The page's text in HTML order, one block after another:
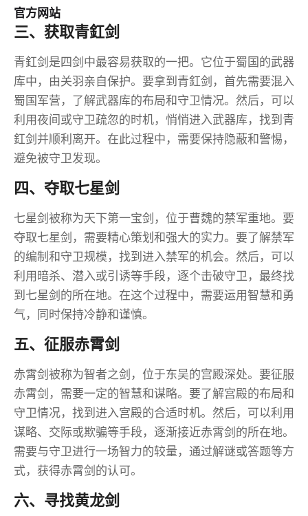
官方网站
三、获取青釭剑
青釭剑是四剑中最容易获取的一把。它位于蜀国的武器
库中，由关羽亲自保护。要拿到青釭剑，首先需要混入
蜀国军营，了解武器库的布局和守卫情况。然后，可以
利用夜间或守卫疏忽的时机，悄悄进入武器库，找到青
釭剑并顺利离开。在此过程中，需要保持隐蔽和警惕，
避免被守卫发现。
四、夺取七星剑
七星剑被称为天下第一宝剑，位于曹魏的禁军重地。要
夺取七星剑，需要精心策划和强大的实力。要了解禁军
的编制和守卫规模，找到进入禁军的机会。然后，可以
利用暗杀、潜入或引诱等手段，逐个击破守卫，最终找
到七星剑的所在地。在这个过程中，需要运用智慧和勇
气，同时保持冷静和谨慎。
五、征服赤霄剑
赤霄剑被称为智者之剑，位于东吴的宫殿深处。要征服
赤霄剑，需要一定的智慧和谋略。要了解宫殿的布局和
守卫情况，找到进入宫殿的合适时机。然后，可以利用
谋略、交际或欺骗等手段，逐渐接近赤霄剑的所在地。
需要与守卫进行一场智力的较量，通过解谜或答题等方
式，获得赤霄剑的认可。
六、寻找黄龙剑